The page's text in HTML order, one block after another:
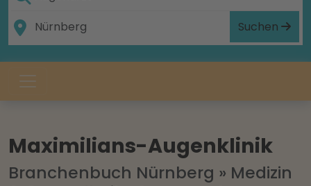
Suchen
Maximilians-Augenklinik
Branchenbuch Nürnberg » Medizin